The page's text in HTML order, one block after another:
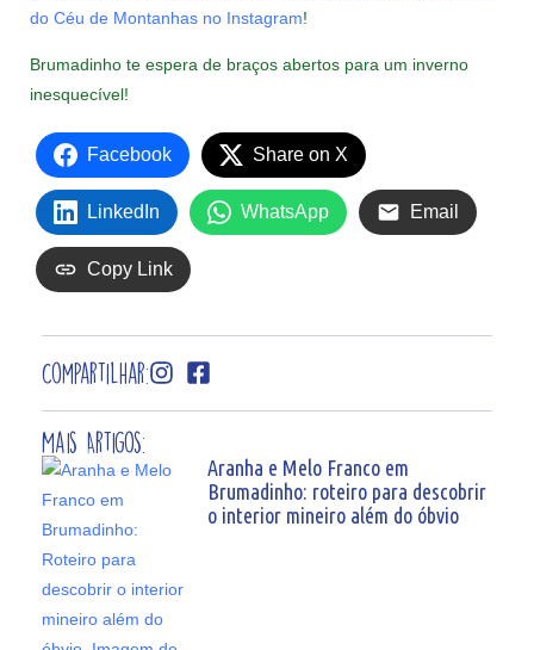
do Céu de Montanhas no Instagram!
Brumadinho te espera de braços abertos para um inverno
inesquecível!
Facebook Share on X
LinkedIn WhatsApp Email
Copy Link
Compartilhar:
Mais Artigos:
Aranha e Melo Franco em
Brumadinho: roteiro para descobrir
o interior mineiro além do óbvio